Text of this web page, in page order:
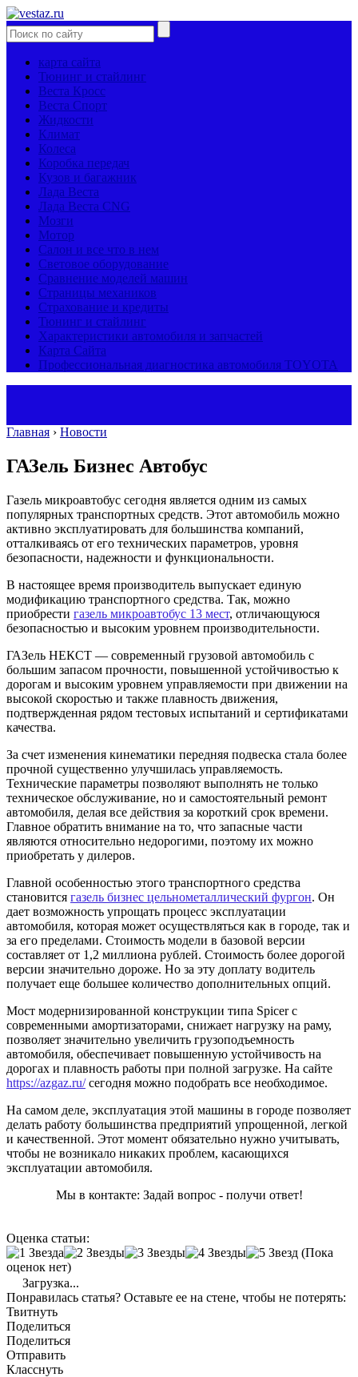
карта сайта
Тюнинг и стайлинг
Веста Кросс
Веста Спорт
Жидкости
Климат
Колеса
Коробка передач
Кузов и багажник
Лада Веста
Лада Веста CNG
Мозги
Мотор
Салон и все что в нем
Световое оборудование
Сравнение моделей машин
Страницы механиков
Страхование и кредиты
Тюнинг и стайлинг
Характеристики автомобиля и запчастей
Карта Сайта
Профессиональная диагностика автомобиля TOYOTA
Главная › Новости
ГАЗель Бизнес Автобус
Газель микроавтобус сегодня является одним из самых
популярных транспортных средств. Этот автомобиль можно
активно эксплуатировать для большинства компаний,
отталкиваясь от его технических параметров, уровня
безопасности, надежности и функциональности.
В настоящее время производитель выпускает единую
модификацию транспортного средства. Так, можно
приобрести газель микроавтобус 13 мест, отличающуюся
безопасностью и высоким уровнем производительности.
ГАЗель НЕКСТ — современный грузовой автомобиль с
большим запасом прочности, повышенной устойчивостью к
дорогам и высоким уровнем управляемости при движении на
высокой скоростью и также плавность движения,
подтвержденная рядом тестовых испытаний и сертификатами
качества.
За счет изменения кинематики передняя подвеска стала более
прочной существенно улучшилась управляемость.
Технические параметры позволяют выполнять не только
техническое обслуживание, но и самостоятельный ремонт
автомобиля, делая все действия за короткий срок времени.
Главное обратить внимание на то, что запасные части
являются относительно недорогими, поэтому их можно
приобретать у дилеров.
Главной особенностью этого транспортного средства
становится газель бизнес цельнометаллический фургон. Он
дает возможность упрощать процесс эксплуатации
автомобиля, которая может осуществляться как в городе, так и
за его пределами. Стоимость модели в базовой версии
составляет от 1,2 миллиона рублей. Стоимость более дорогой
версии значительно дороже. Но за эту доплату водитель
получает еще большее количество дополнительных опций.
Мост модернизированной конструкции типа Spicer с
современными амортизаторами, снижает нагрузку на раму,
позволяет значительно увеличить грузоподъемность
автомобиля, обеспечивает повышенную устойчивость на
дорогах и плавность работы при полной загрузке. На сайте
https://azgaz.ru/сегодня можно подобрать все необходимое.
На самом деле, эксплуатация этой машины в городе позволяет
делать работу большинства предприятий упрощенной, легкой
и качественной. Этот момент обязательно нужно учитывать,
чтобы не возникало никаких проблем, касающихся
эксплуатации автомобиля.
Мы в контакте: Задай вопрос - получи ответ!
Оценка статьи:
(Пока
оценок нет)
Загрузка...
Понравилась статья? Оставьте ее на стене, чтобы не потерять:
Твитнуть
Поделиться
Поделиться
Отправить
Класснуть